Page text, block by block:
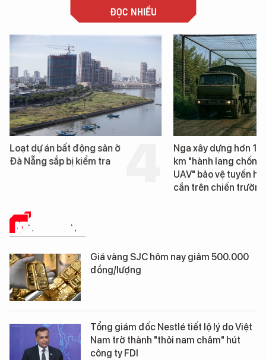
ĐỌC NHIỀU
Loạt dự án bất động sản ở
Đà Nẵng sắp bị kiểm tra
Nga xây dựng hơn
km "hành lang chống
UAV" bảo vệ tuyến
cần trên chiến trường
KINH DOANH
Giá vàng SJC hôm nay giảm 500.000
đồng/lượng
Tổng giám đốc Nestlé tiết lộ lý do Việt
Nam trở thành "thỏi nam châm" hút
công ty FDI